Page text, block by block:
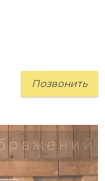
Позвонить